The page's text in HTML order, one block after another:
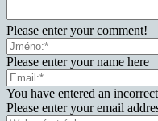
Please enter your comment!
Please enter your name here
You have entered an
Please enter your email